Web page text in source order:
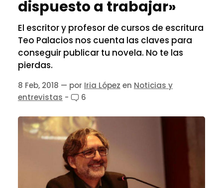
dispuesto a trabajar»
El escritor y profesor de cursos de escritura
Teo Palacios nos cuenta las claves para
conseguir publicar tu novela. No te las
pierdas.
8 Feb, 2018 — por Iria López en Noticias y
entrevistas - 6